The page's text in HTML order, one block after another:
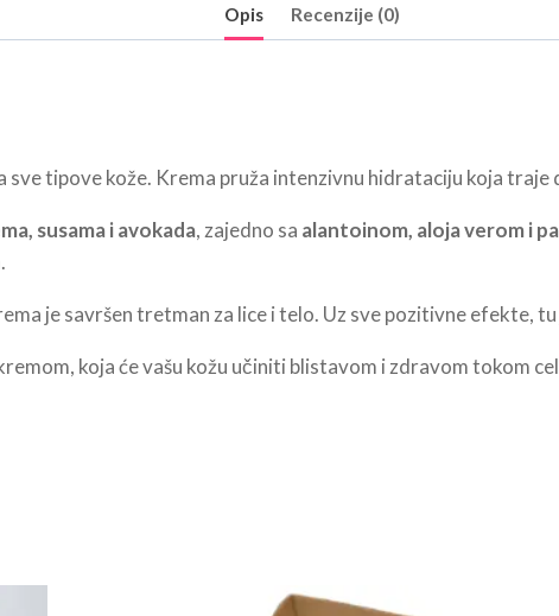
Opis Recenzije (0)
tipove kože. Krema pruža intenzivnu hidrataciju koja traje
susama i avokada, zajedno sa alantoinom, aloja verom i
je savršen tretman za lice i telo. Uz sve pozitivne efekte,
koja će vašu kožu učiniti blistavom i zdravom tokom